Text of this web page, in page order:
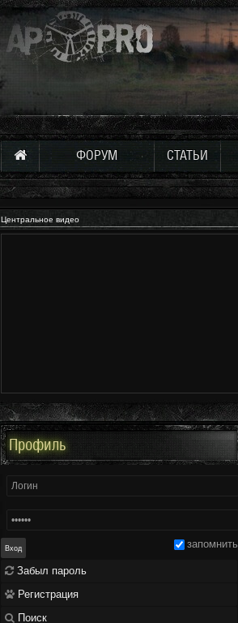
ФОРУМ СТАТЬИ
Центральное видео
Профиль
запомнить
Забыл пароль
Регистрация
Поиск